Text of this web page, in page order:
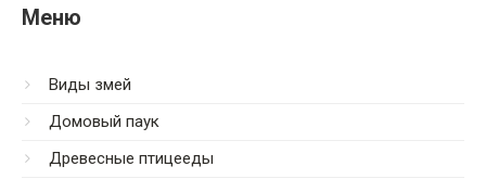
Меню
Виды змей
Домовый паук
Древесные птицееды